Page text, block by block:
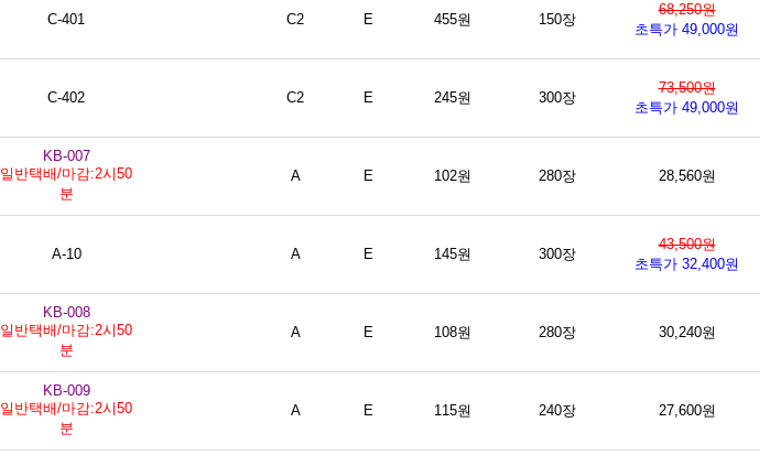
C-401 C2 E 455원 150장
68,250원
초특가 49,000원
C-402 C2 E 245원 300장
73,500원
초특가 49,000원
KB-007
일반택배/마감:2시50
분
A E 102원 280장 28,560원
A-10 A E 145원 300장
43,500원
초특가 32,400원
KB-008
일반택배/마감:2시50
분
A E 108원 280장 30,240원
KB-009
일반택배/마감:2시50
분
A E 115원 240장 27,600원